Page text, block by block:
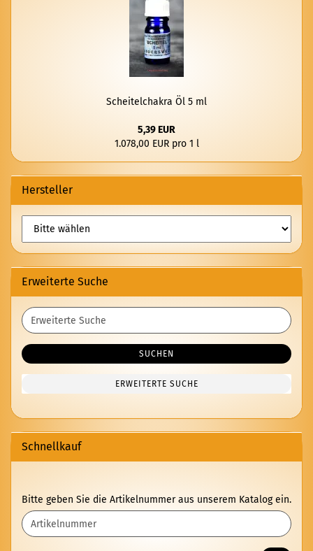
Schei­tel­cha­kra Öl 5 ml
5,39 EUR
1.078,00 EUR pro 1 l
Hersteller
Erweiterte Suche
Erweiterte
Suche
SUCHEN
ERWEITERTE SUCHE
Schnellkauf
BITTE
GEBEN
SIE
DIE
Bitte geben Sie die Artikelnummer aus unserem Katalog ein.